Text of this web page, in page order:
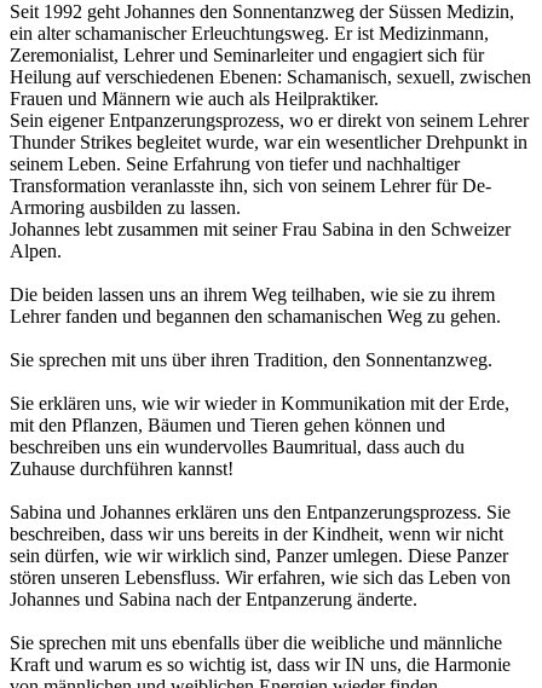
Seit 1992 geht Johannes den Sonnentanzweg der Süssen Medizin,
ein alter schamanischer Erleuchtungsweg. Er ist Medizinmann,
Zeremonialist, Lehrer und Seminarleiter und engagiert sich für
Heilung auf verschiedenen Ebenen: Schamanisch, sexuell, zwischen
Frauen und Männern wie auch als Heilpraktiker.
Sein eigener Entpanzerungsprozess, wo er direkt von seinem Lehrer
Thunder Strikes begleitet wurde, war ein wesentlicher Drehpunkt in
seinem Leben. Seine Erfahrung von tiefer und nachhaltiger
Transformation veranlasste ihn, sich von seinem Lehrer für De-
Armoring ausbilden zu lassen.
Johannes lebt zusammen mit seiner Frau Sabina in den Schweizer
Alpen.
Die beiden lassen uns an ihrem Weg teilhaben, wie sie zu ihrem
Lehrer fanden und begannen den schamanischen Weg zu gehen.
Sie sprechen mit uns über ihren Tradition, den Sonnentanzweg.
Sie erklären uns, wie wir wieder in Kommunikation mit der Erde,
mit den Pflanzen, Bäumen und Tieren gehen können und
beschreiben uns ein wundervolles Baumritual, dass auch du
Zuhause durchführen kannst!
Sabina und Johannes erklären uns den Entpanzerungsprozess. Sie
beschreiben, dass wir uns bereits in der Kindheit, wenn wir nicht
sein dürfen, wie wir wirklich sind, Panzer umlegen. Diese Panzer
stören unseren Lebensfluss. Wir erfahren, wie sich das Leben von
Johannes und Sabina nach der Entpanzerung änderte.
Sie sprechen mit uns ebenfalls über die weibliche und männliche
Kraft und warum es so wichtig ist, dass wir IN uns, die Harmonie